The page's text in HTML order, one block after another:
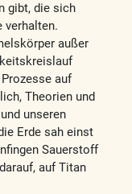
gibt, die sich
verhalten.
außer
auf
Theorien und
unseren
Erde sah einst
Sauerstoff
auf Titan